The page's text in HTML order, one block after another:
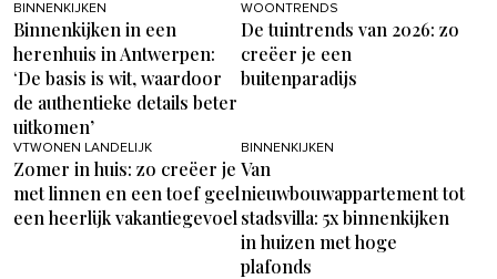
BINNENKIJKEN
Binnenkijken in een
herenhuis in Antwerpen:
‘De basis is wit, waardoor
de authentieke details beter
uitkomen’
WOONTRENDS
De tuintrends van 2026: zo
creëer je een
buitenparadijs
VTWONEN LANDELIJK
Zomer in huis: zo creëer je
met linnen en een toef geel
een heerlijk vakantiegevoel
BINNENKIJKEN
Van
nieuwbouwappartement tot
stadsvilla: 5x binnenkijken
in huizen met hoge
plafonds